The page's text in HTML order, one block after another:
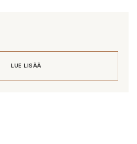
LUE LISÄÄ